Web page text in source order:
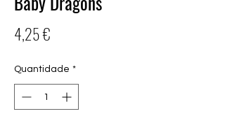
4,25 €
Quantidade *